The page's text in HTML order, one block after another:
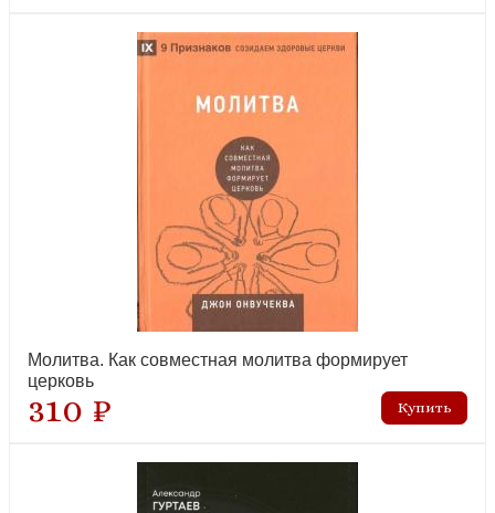
Молитва. Как совместная молитва формирует
церковь
310 ₽